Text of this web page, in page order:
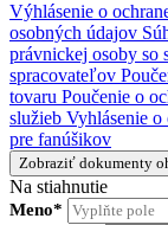
Výhlásenie o
osobných údajov
právnickej osoby so
spracovateľov
tovaru Poučenie o
služieb Vyhlásenie o
pre fanúšikov
Zobraziť dokumenty
Na stiahnutie
Meno*